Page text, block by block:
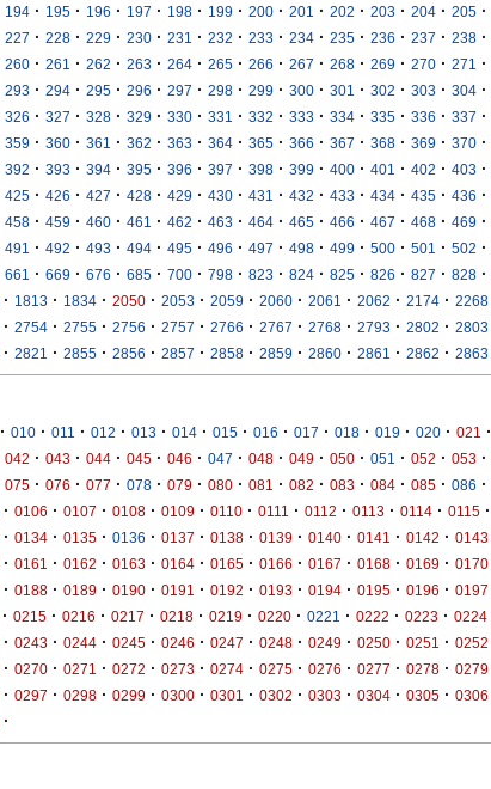
194 · 195 · 196 · 197 · 198 · 199 · 200 · 201 · 202 · 203 · 204 · 205 ·
227 · 228 · 229 · 230 · 231 · 232 · 233 · 234 · 235 · 236 · 237 · 238 ·
260 · 261 · 262 · 263 · 264 · 265 · 266 · 267 · 268 · 269 · 270 · 271 ·
293 · 294 · 295 · 296 · 297 · 298 · 299 · 300 · 301 · 302 · 303 · 304 ·
326 · 327 · 328 · 329 · 330 · 331 · 332 · 333 · 334 · 335 · 336 · 337 ·
359 · 360 · 361 · 362 · 363 · 364 · 365 · 366 · 367 · 368 · 369 · 370 ·
392 · 393 · 394 · 395 · 396 · 397 · 398 · 399 · 400 · 401 · 402 · 403 ·
425 · 426 · 427 · 428 · 429 · 430 · 431 · 432 · 433 · 434 · 435 · 436 ·
458 · 459 · 460 · 461 · 462 · 463 · 464 · 465 · 466 · 467 · 468 · 469 ·
491 · 492 · 493 · 494 · 495 · 496 · 497 · 498 · 499 · 500 · 501 · 502 ·
661 · 669 · 676 · 685 · 700 · 798 · 823 · 824 · 825 · 826 · 827 · 828 ·
· 1813 · 1834 · 2050 · 2053 · 2059 · 2060 · 2061 · 2062 · 2174 · 2268
· 2754 · 2755 · 2756 · 2757 · 2766 · 2767 · 2768 · 2793 · 2802 · 2803
· 2821 · 2855 · 2856 · 2857 · 2858 · 2859 · 2860 · 2861 · 2862 · 2863
· 010 · 011 · 012 · 013 · 014 · 015 · 016 · 017 · 018 · 019 · 020 · 021 ·
042 · 043 · 044 · 045 · 046 · 047 · 048 · 049 · 050 · 051 · 052 · 053 ·
075 · 076 · 077 · 078 · 079 · 080 · 081 · 082 · 083 · 084 · 085 · 086 ·
· 0106 · 0107 · 0108 · 0109 · 0110 · 0111 · 0112 · 0113 · 0114 · 0115 ·
· 0134 · 0135 · 0136 · 0137 · 0138 · 0139 · 0140 · 0141 · 0142 · 0143
· 0161 · 0162 · 0163 · 0164 · 0165 · 0166 · 0167 · 0168 · 0169 · 0170
· 0188 · 0189 · 0190 · 0191 · 0192 · 0193 · 0194 · 0195 · 0196 · 0197
· 0215 · 0216 · 0217 · 0218 · 0219 · 0220 · 0221 · 0222 · 0223 · 0224
· 0243 · 0244 · 0245 · 0246 · 0247 · 0248 · 0249 · 0250 · 0251 · 0252
· 0270 · 0271 · 0272 · 0273 · 0274 · 0275 · 0276 · 0277 · 0278 · 0279
· 0297 · 0298 · 0299 · 0300 · 0301 · 0302 · 0303 · 0304 · 0305 · 0306
·